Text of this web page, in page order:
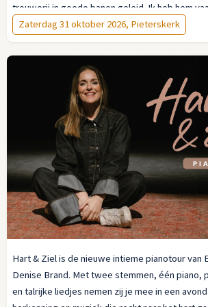
trouwerij in goede banen geleid. Ik heb hem
niet de dood, maarhet leven bijzonder is.'
programma rond twee grote meesterwerken
ruimte voor contemplatie ook vol
en zijn cantate
uitvoeringen: in Amsterdam, Groningen, Utrecht
Zaterdag 31 oktober 2026, Pieterskerk
Hart & Ziel is de nieuwe intieme pianotour van
Denise Brand. Met twee stemmen, één piano,
en talrijke liedjes nemen zij je mee in een